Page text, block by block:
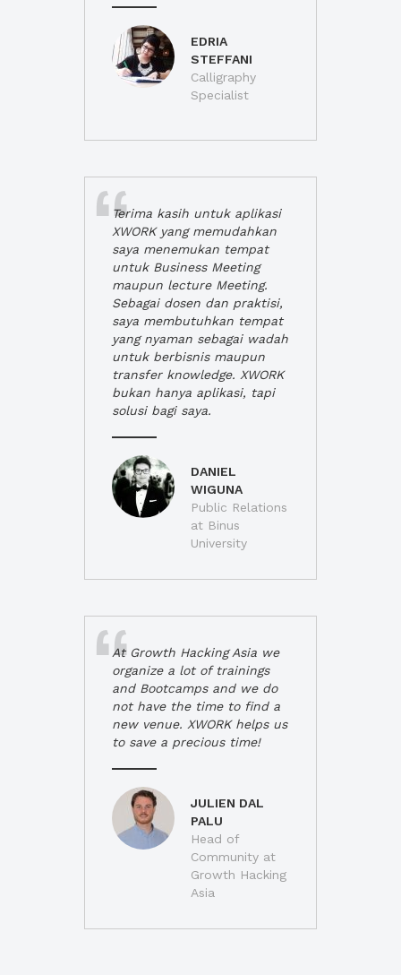
EDRIA
STEFFANI
Calligraphy
Specialist
Terima kasih untuk aplikasi
XWORK yang memudahkan
saya menemukan tempat
untuk Business Meeting
maupun lecture Meeting.
Sebagai dosen dan praktisi,
saya membutuhkan tempat
yang nyaman sebagai wadah
untuk berbisnis maupun
transfer knowledge. XWORK
bukan hanya aplikasi, tapi
solusi bagi saya.
DANIEL
WIGUNA
Public Relations
at Binus
University
At Growth Hacking Asia we
organize a lot of trainings
and Bootcamps and we do
not have the time to find a
new venue. XWORK helps us
to save a precious time!
JULIEN DAL
PALU
Head of
Community at
Growth Hacking
Asia